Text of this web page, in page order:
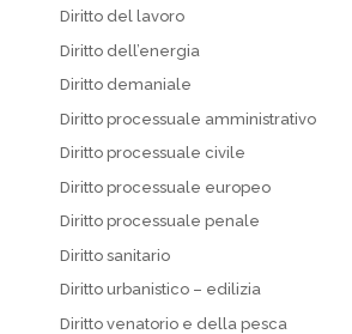
Diritto del lavoro
Diritto dell’energia
Diritto demaniale
Diritto processuale amministrativo
Diritto processuale civile
Diritto processuale europeo
Diritto processuale penale
Diritto sanitario
Diritto urbanistico – edilizia
Diritto venatorio e della pesca